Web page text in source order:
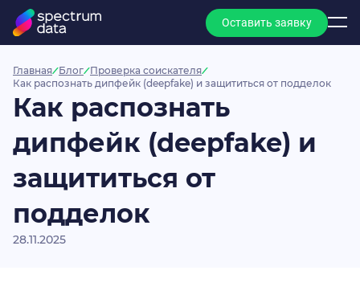
Оставить заявку
Главная Блог Проверка соискателя
Как распознать дипфейк (deepfake) и защититься от подделок
Как распознать
дипфейк (deepfake) и
защититься от
подделок
28.11.2025